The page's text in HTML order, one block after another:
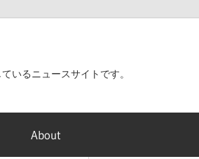
いるニュースサイトです。
About